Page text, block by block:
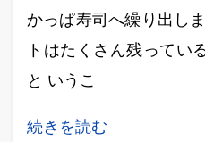
かっぱ寿司へ繰り出し
トはたくさん残ってい
と いうこ
続きを読む